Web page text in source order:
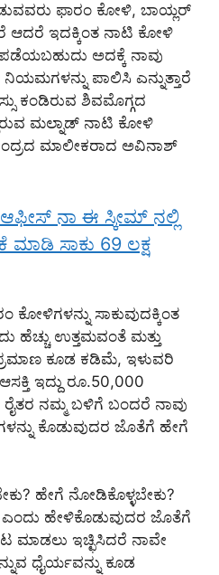
ಫಾರಂ ಕೋಳಿ, ಬಾಯ್ಲರ್
ಆದರೆ ಇದಕ್ಕಿಂತ ನಾಟಿ ಕೋಳಿ
ಅದಕ್ಕೆ ನಾವು
ಪಾಲಿಸಿ ಎನ್ನುತ್ತಾರೆ
ಕಂಡಿರುವ ಶಿವಮೊಗ್ಗದ
ಮಲ್ನಾಡ್ ನಾಟಿ ಕೋಳಿ
ಮಾಲೀಕರಾದ ಅವಿನಾಶ್
ನಾ ಈ ಸ್ಕೀಮ್ ನಲ್ಲಿ
ಸಾಕು 69 ಲಕ್ಷ
ಕೋಳಿಗಳನ್ನು ಸಾಕುವುದಕ್ಕಿಂತ
ಹೆಚ್ಚು ಉತ್ತಮವಂತೆ ಮತ್ತು
ಕೂಡ ಕಡಿಮೆ, ಇಳುವರಿ
ಇದ್ದು ರೂ.50,000
ನಮ್ಮ ಬಳಿಗೆ ಬಂದರೆ ನಾವು
ಕೊಡುವುದರ ಜೊತೆಗೆ ಹೇಗೆ
ಹೇಗೆ ನೋಡಿಕೊಳ್ಳಬೇಕು?
ಹೇಳಿಕೊಡುವುದರ ಜೊತೆಗೆ
ಮಾಡಲು ಇಚ್ಛಿಸಿದರೆ ನಾವೇ
ಧೈರ್ಯವನ್ನು ಕೂಡ